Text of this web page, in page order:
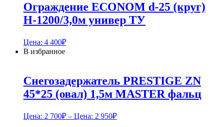
Ограждение ECONOM d-25 (круг)
H-1200/3,0м универ ТУ
Цена: 4 400₽
В избранное
Снегозадержатель PRESTIGE ZN
45*25 (овал) 1,5м MASTER фальц
Цена: 2 700₽ – Цена: 2 950₽